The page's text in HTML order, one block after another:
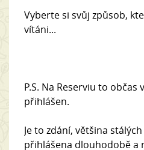
Vyberte si svůj způsob,
vítáni...
P.S. Na Reserviu to občas
přihlášen.
Je to zdání, většina
přihlášena dlouhodobě a